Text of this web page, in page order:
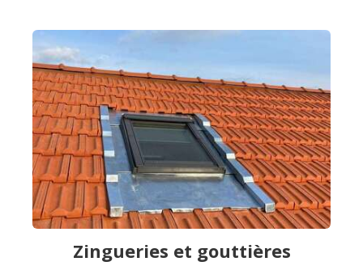
Zingueries et gouttières